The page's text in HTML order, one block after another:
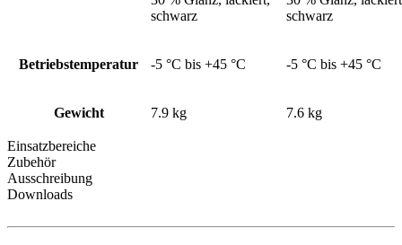
schwarz
schwarz
Betriebstemperatur -5 °C bis +45 °C -5 °C bis +45 °C
Gewicht 7.9 kg 7.6 kg
Einsatzbereiche
Zubehör
Ausschreibung
Downloads